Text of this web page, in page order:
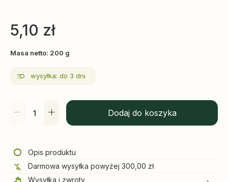
5,10 zł
Masa netto: 200 g
wysyłka: do 3 dni
Dodaj do koszyka
Opis produktu
Darmowa wysyłka powyżej 300,00 zł
Wysyłka i zwroty